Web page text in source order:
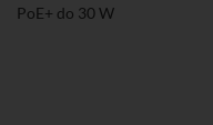
PoE+ do 30 W
• Funkcja PoE Watchdog